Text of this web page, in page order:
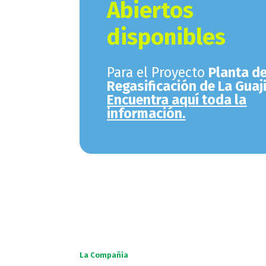
Abiertos
disponibles
Para el Proyecto Planta
Regasificación de La
Encuentra aquí toda la
información.
La Compañía